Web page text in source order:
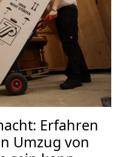
Erfahren
Umzug von